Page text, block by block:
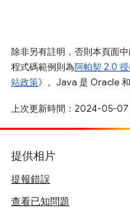
除非另有註明，否則本頁面
程式碼範例則為阿帕契 2.0
站政策》。Java 是 Oracle
上次更新時間：2024-05-07
提供相片
提報錯誤
查看已知問題